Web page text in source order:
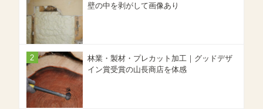
壁の中を剥がして画像あり
林業・製材・プレカット加工｜グッドデザ
イン賞受賞の山長商店を体感